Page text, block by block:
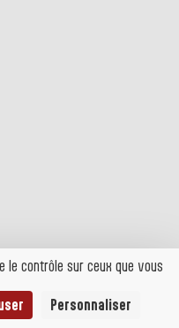
le contrôle sur ceux que vous
Personnaliser